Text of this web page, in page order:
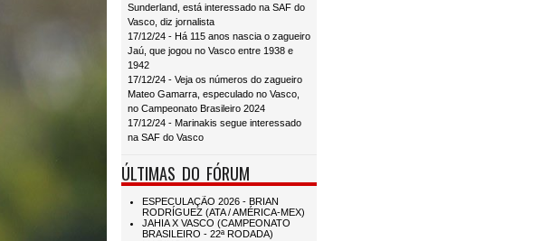
Sunderland, está interessado na SAF do
Vasco, diz jornalista
17/12/24 - Há 115 anos nascia o zagueiro
Jaú, que jogou no Vasco entre 1938 e
1942
17/12/24 - Veja os números do zagueiro
Mateo Gamarra, especulado no Vasco,
no Campeonato Brasileiro 2024
17/12/24 - Marinakis segue interessado
na SAF do Vasco
ÚLTIMAS DO FÓRUM